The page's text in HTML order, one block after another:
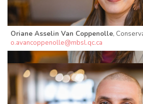
Oriane Asselin Van Coppenolle,
o.avancoppenolle@mbsl.qc.ca